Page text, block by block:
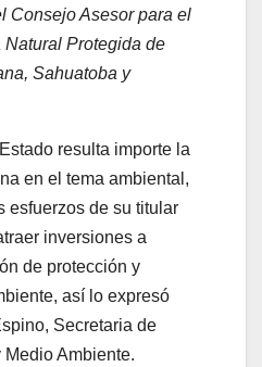
Consejo Asesor para el
Natural Protegida de
Sahuatoba y
resulta importe la
en el tema ambiental,
esfuerzos de su titular
inversiones a
de protección y
así lo expresó
Secretaria de
Ambiente.